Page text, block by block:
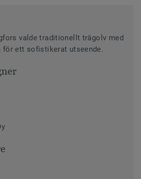
valde traditionellt trägolv med
för ett sofistikerat utseende.